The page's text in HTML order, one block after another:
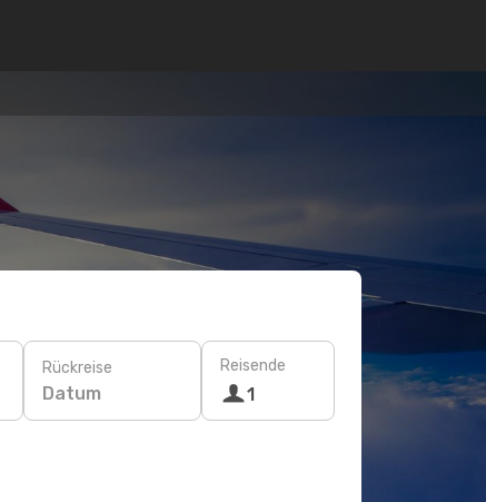
Rückreise
Datum
Reisende
1